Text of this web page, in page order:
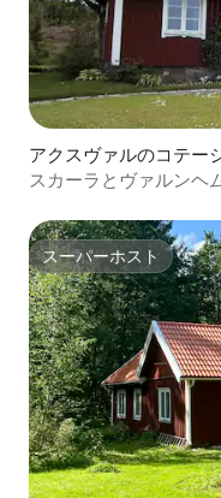
アクスヴァルのコテー
スカーラとヴァルンヘ
スーパーホスト
スーパーホスト